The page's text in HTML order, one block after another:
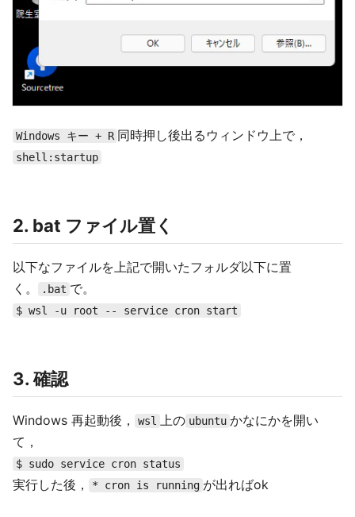
Windows キー + R 同時押し後出るウィンドウ上で，
shell:startup
2. bat ファイル置く
以下なファイルを上記で開いたフォルダ以下に置
く。
.bat で。
$ wsl -u root -- service cron start
3. 確認
Windows 再起動後， wsl 上の ubuntu かなにかを開い
て，
$ sudo service cron status
実行した後， * cron is running が出ればok